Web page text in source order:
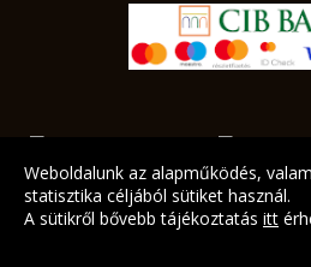
Weboldalunk az alapműködés,
statisztika céljából sütiket használ.
A sütikről bővebb tájékoztatás itt